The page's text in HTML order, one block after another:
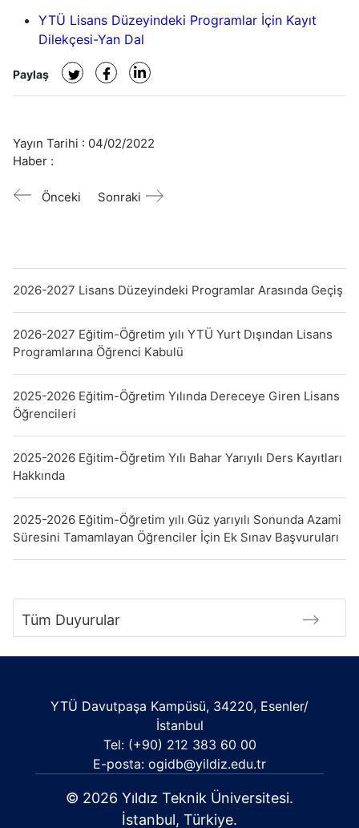
YTÜ Lisans Düzeyindeki Programlar İçin Kayıt
Dilekçesi-Yan Dal
Paylaş
Yayın Tarihi : 04/02/2022
Haber :
Önceki Sonraki
2026-2027 Lisans Düzeyindeki Programlar Arasında Geçiş
2026-2027 Eğitim-Öğretim yılı YTÜ Yurt Dışından Lisans
Programlarına Öğrenci Kabulü
2025-2026 Eğitim-Öğretim Yılında Dereceye Giren Lisans
Öğrencileri
2025-2026 Eğitim-Öğretim Yılı Bahar Yarıyılı Ders Kayıtları
Hakkında
2025-2026 Eğitim-Öğretim yılı Güz yarıyılı Sonunda Azami
Süresini Tamamlayan Öğrenciler İçin Ek Sınav Başvuruları
Tüm Duyurular
YTÜ Davutpaşa Kampüsü, 34220, Esenler/
İstanbul
Tel: (+90) 212 383 60 00
E-posta: ogidb@yildiz.edu.tr
© 2026 Yıldız Teknik Üniversitesi.
İstanbul, Türkiye.